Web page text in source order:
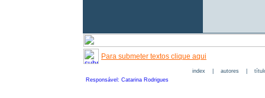
Para submeter textos clique aqui
index| autores|